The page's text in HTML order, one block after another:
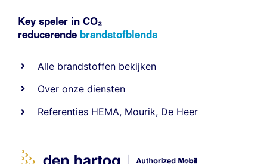
Key speler in CO₂
reducerende brandstofblends
Alle brandstoffen bekijken
Over onze diensten
Referenties HEMA, Mourik, De Heer